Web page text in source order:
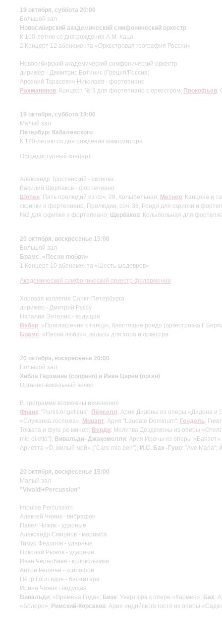
19 октября, суббота 20:00
Большой зал
Новосибирский академический симфонический оркестр
К 100-летию со дня рождения А.М. Каца
2 Концерт 12 абонемента «Оркестровая география России»
Новосибирский академический симфонический оркестр
дирижёр - Димитрис Ботинис (Греция/Россия)
Арсений Тарасевич-Николаев - фортепиано
Рахманинов: Концерт № 3 для фортепиано с оркестром; Прокофьев:
19 октября, суббота 19:00
Малый зал
Петербург Кабалевского
К 120-летию со дня рождения композитора
Общедоступный концерт
Александр Тростянский - скрипка
Василий Щербаков - фортепиано
Шопен: Пять прелюдий из соч. 28, Колыбельная; Метнер: Канцона и
скрипки и фортепиано, Прелюдии, соч. 38, Рондо для скрипки и
№2 для скрипки и фортепиано; Щербаков: Колыбельная для
20 октября, воскресенье 15:00
Большой зал
Брамс. «Песни любви»
1 Концерт 10 абонемента «Шесть шедевров»
Академический симфонический оркестр филармонии
Хоровая коллегия Санкт-Петербурга
дирижёр - Дмитрий Руссу
Наталия Энтелис - ведущая
Вебер: «Приглашение к танцу», блестящее рондо (оркестровка
Брамс: «Песни любви», вальсы для хора и оркестра
20 октября, воскресенье 20:00
Большой зал
Хибла Герзмава (сопрано) и Иван Царёв (орган)
Органно-вокальный вечер
В программе возможны изменения
Франк: "Panis Angelicus"; Пёрселл: Ария Дидоны из оперы «Дидона и
«Служанка-госпожа»; Моцарт: Ария "Laudate Dominum"; Гендель:
Токката и фуга ре минор; Верди: Молитва Дездемоны из оперы
mio diletto"); Вивальди–Джакомелли: Ария Ирены из оперы
Ариетта «О, милый мой» ("Caro mio ben"); И.С. Бах–Гуно: "Ave Maria";
20 октября, воскресенье 15:00
Малый зал
"Vivaldi+Percussion"
Impulse Percussion
Алексей Чижик - вибрафон
Павел Чижик - ударные
Александр Смирнов - маримба
Тимур Фёдоров - ударные
Николай Рыжов - ударные
Иван Чернобаев - колокольчики
Антон Регонен - ксилофон
Пётр Гогитидзе - бас-гитара
Ирина Чижик - ведущая
Вивальди: «Времена Года»; Бизе: Увертюра к опере «Кармен»; Бах:
«Болеро»; Римский-Корсаков: Ария индийского гостя из оперы